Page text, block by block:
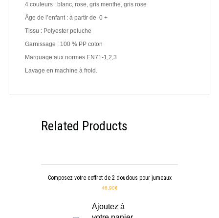
4 couleurs : blanc, rose, gris menthe, gris rose
Âge de l’enfant : à partir de 0 +
Tissu : Polyester peluche
Garnissage : 100 % PP coton
Marquage aux normes EN71-1,2,3
Lavage en machine à froid.
Related Products
Composez votre coffret de 2 doudous pour jumeaux
46,90€
Ajoutez à